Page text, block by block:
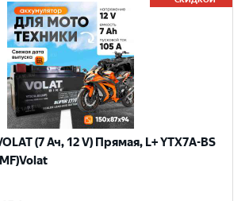
(7 Ач, 12 V) Прямая, L+ YTX7A-BS